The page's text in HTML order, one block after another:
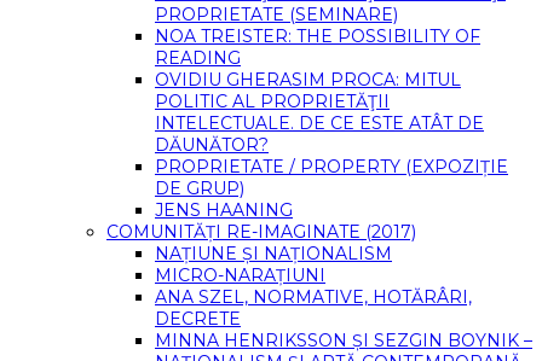
PROPRIETATE (SEMINARE)
NOA TREISTER: THE POSSIBILITY OF
READING
OVIDIU GHERASIM PROCA: MITUL
POLITIC AL PROPRIETĂŢII
INTELECTUALE. DE CE ESTE ATÂT DE
DĂUNĂTOR?
PROPRIETATE / PROPERTY (EXPOZIȚIE
DE GRUP)
JENS HAANING
COMUNITĂȚI RE-IMAGINATE (2017)
NAȚIUNE ȘI NAȚIONALISM
MICRO-NARAȚIUNI
ANA SZEL, NORMATIVE, HOTĂRÂRI,
DECRETE
MINNA HENRIKSSON ȘI SEZGIN BOYNIK –